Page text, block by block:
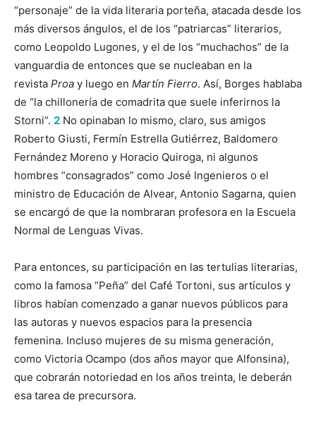
“personaje” de la vida literaria porteña, atacada desde los
más diversos ángulos, el de los “patriarcas” literarios,
como Leopoldo Lugones, y el de los “muchachos” de la
vanguardia de entonces que se nucleaban en la
revista Proa y luego en Martín Fierro. Así, Borges hablaba
de “la chillonería de comadrita que suele inferirnos la
Storni”. 2 No opinaban lo mismo, claro, sus amigos
Roberto Giusti, Fermín Estrella Gutiérrez, Baldomero
Fernández Moreno y Horacio Quiroga, ni algunos
hombres “consagrados” como José Ingenieros o el
ministro de Educación de Alvear, Antonio Sagarna, quien
se encargó de que la nombraran profesora en la Escuela
Normal de Lenguas Vivas.
Para entonces, su participación en las tertulias literarias,
como la famosa “Peña” del Café Tortoni, sus artículos y
libros habían comenzado a ganar nuevos públicos para
las autoras y nuevos espacios para la presencia
femenina. Incluso mujeres de su misma generación,
como Victoria Ocampo (dos años mayor que Alfonsina),
que cobrarán notoriedad en los años treinta, le deberán
esa tarea de precursora.